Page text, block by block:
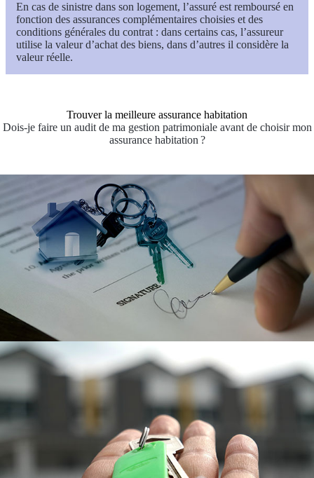
En cas de sinistre dans son logement, l’assuré est remboursé en
fonction des assurances complémentaires choisies et des
conditions générales du contrat : dans certains cas, l’assureur
utilise la valeur d’achat des biens, dans d’autres il considère la
valeur réelle.
Trouver la meilleure assurance habitation
Dois-je faire un audit de ma gestion patrimoniale avant de choisir mon
assurance habitation ?